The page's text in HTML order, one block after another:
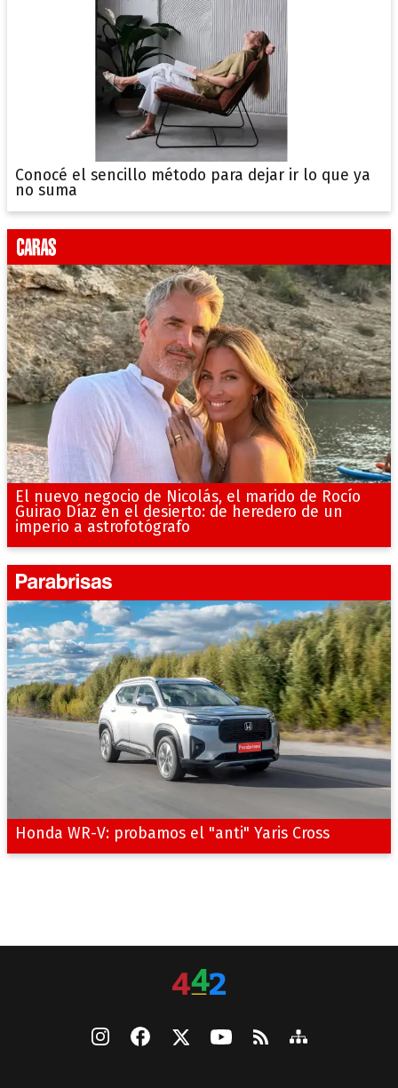
Conocé el sencillo método para dejar ir lo que ya
no suma
El nuevo negocio de Nicolás, el marido de Rocío
Guirao Díaz en el desierto: de heredero de un
imperio a astrofotógrafo
Honda WR-V: probamos el "anti" Yaris Cross